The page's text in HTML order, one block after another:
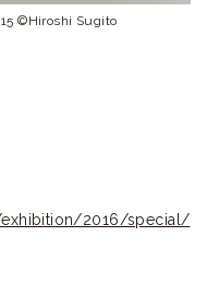
©Hiroshi Sugito
exhibition/2016/special/